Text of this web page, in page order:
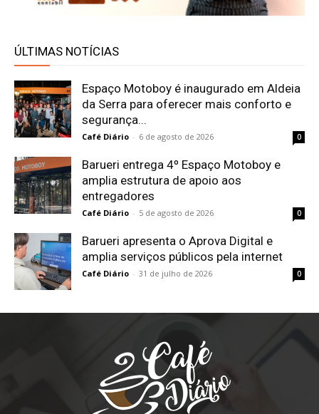
ÚLTIMAS NOTÍCIAS
Espaço Motoboy é inaugurado em Aldeia
da Serra para oferecer mais conforto e
segurança...
Café Diário - 6 de agosto de 2026 0
Barueri entrega 4º Espaço Motoboy e
amplia estrutura de apoio aos
entregadores
Café Diário - 5 de agosto de 2026 0
Barueri apresenta o Aprova Digital e
amplia serviços públicos pela internet
Café Diário - 31 de julho de 2026 0